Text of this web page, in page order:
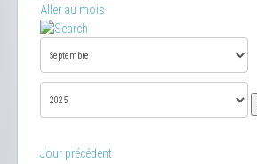
Aller au mois
Jour précédent